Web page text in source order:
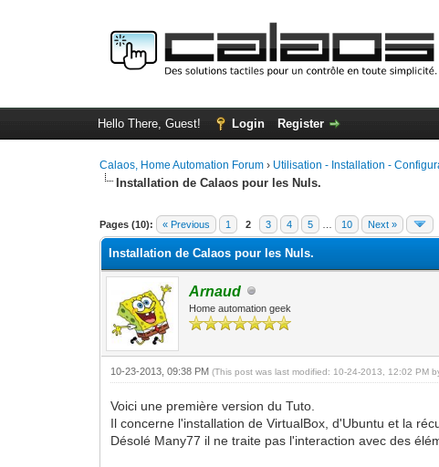
Hello There, Guest! Login Register
Calaos, Home Automation Forum › Utilisation - Installation -
Installation de Calaos pour les Nuls.
Pages (10): « Previous 1 2 3 4 5 10 Next »
0 Vote(s) - 0 Average
1
2
3
4
5
Installation de Calaos pour les Nuls.
Arnaud
Home automation geek
10-23-2013, 09:38 PM(This post was last modified: 10-24-2013, 12:02 PM
Voici une première version du Tuto.
Il concerne l'installation de VirtualBox, d'Ubuntu et la
Désolé Many77 il ne traite pas l'interaction avec des